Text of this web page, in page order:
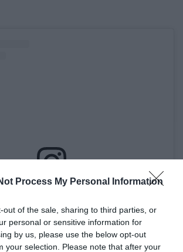
Process My Personal Information
out of the sale, sharing to third parties, or
personal or sensitive information for
by us, please use the below opt-out
your selection. Please note that after your